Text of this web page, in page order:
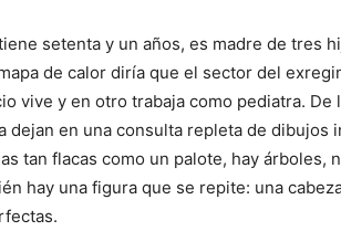
setenta y un años, es madre de tres
de calor diría que el sector del
vive y en otro trabaja como pediatra.
dejan en una consulta repleta de
tan flacas como un palote, hay árboles,
hay una figura que se repite: una